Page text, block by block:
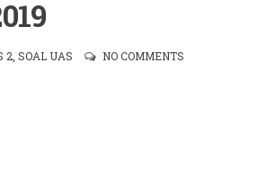
2 ,SOAL UAS NO COMMENTS